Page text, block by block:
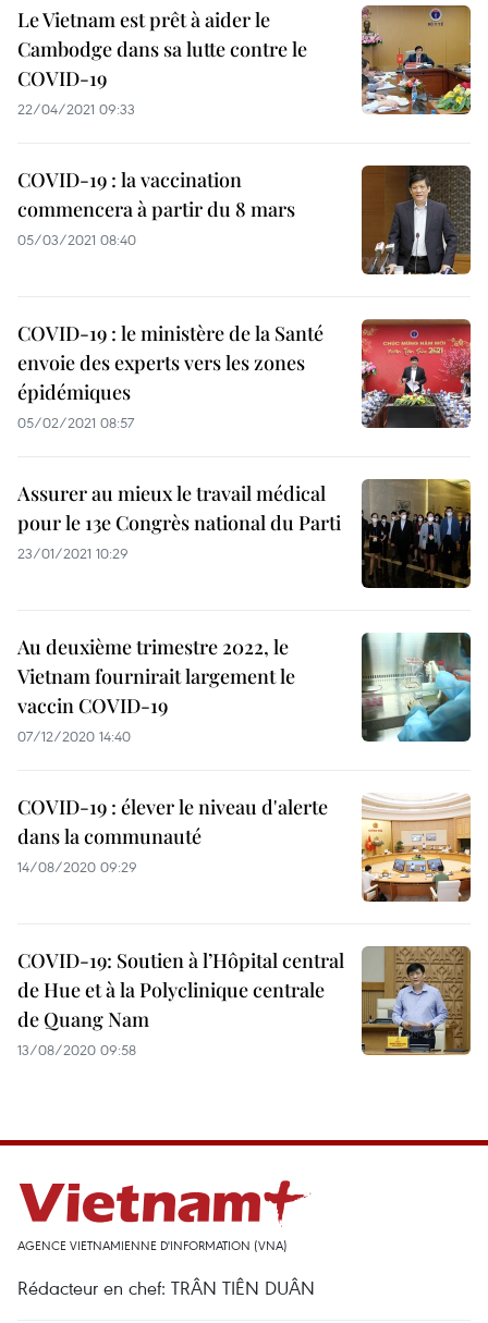
Le Vietnam est prêt à aider le
Cambodge dans sa lutte contre le
COVID-19
22/04/2021 09:33
COVID-19 : la vaccination
commencera à partir du 8 mars
05/03/2021 08:40
COVID-19 : le ministère de la Santé
envoie des experts vers les zones
épidémiques
05/02/2021 08:57
Assurer au mieux le travail médical
pour le 13e Congrès national du Parti
23/01/2021 10:29
Au deuxième trimestre 2022, le
Vietnam fournirait largement le
vaccin COVID-19
07/12/2020 14:40
COVID-19 : élever le niveau d'alerte
dans la communauté
14/08/2020 09:29
COVID-19: Soutien à l’Hôpital central
de Hue et à la Polyclinique centrale
de Quang Nam
13/08/2020 09:58
AGENCE VIETNAMIENNE D'INFORMATION (VNA)
Rédacteur en chef: TRÂN TIÊN DUÂN